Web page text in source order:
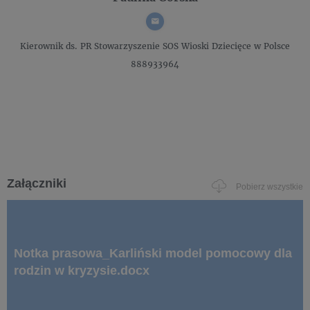
Kierownik ds. PRStowarzyszenie SOS Wioski Dziecięce w Polsce
888933964
Załączniki Pobierz wszystkie
Notka prasowa_Karliński model pomocowy dla
rodzin w kryzysie.docx